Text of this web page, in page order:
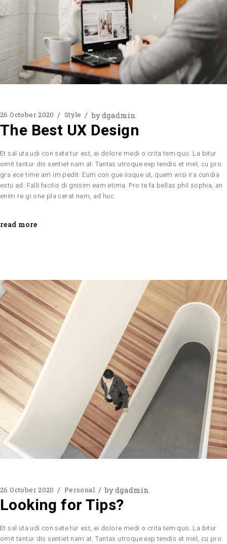
26 October 2020 Style bydgadmin
The Best UX Design
Et sal uta udi con sete tur est, ei dolore medi o crita tem quo. La bitur
omit tantur dis sentiet nam at. Tantas utroque exp tendis et mel, cu pro
gra ece time am im pedit. Eum con gue iisque ut, quem wisi ira cundia
estu ad. Falli facilis di gnisim eam etima. Pro te fa bellas phil sophia, an
enim re gi one pla cerat nam, ad huc
read more
26 October 2020 Personal bydgadmin
Looking for Tips?
Et sal uta udi con sete tur est, ei dolore medi o crita tem quo. La bitur
omit tantur dis sentiet nam at. Tantas utroque exp tendis et mel, cu pro